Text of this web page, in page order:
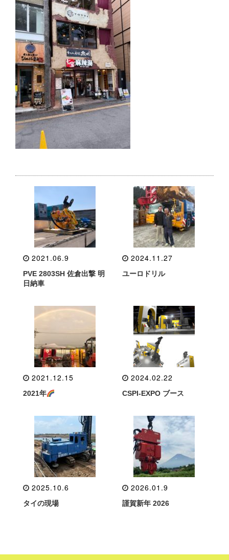
2021.06.9
PVE 2803SH 佐倉出撃 明
日納車
2024.11.27
ユーロドリル
2021.12.15
2021年
2024.02.22
CSPI-EXPO ブース
2025.10.6
タイの現場
2026.01.9
謹賀新年 2026